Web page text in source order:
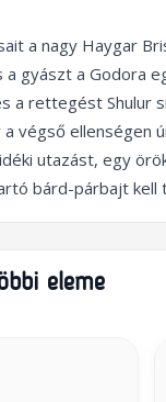
a nagy Haygar
gyászt a Godora
a rettegést Shulur
végső ellenségen
utazást, egy
bárd-párbajt kell
eleme